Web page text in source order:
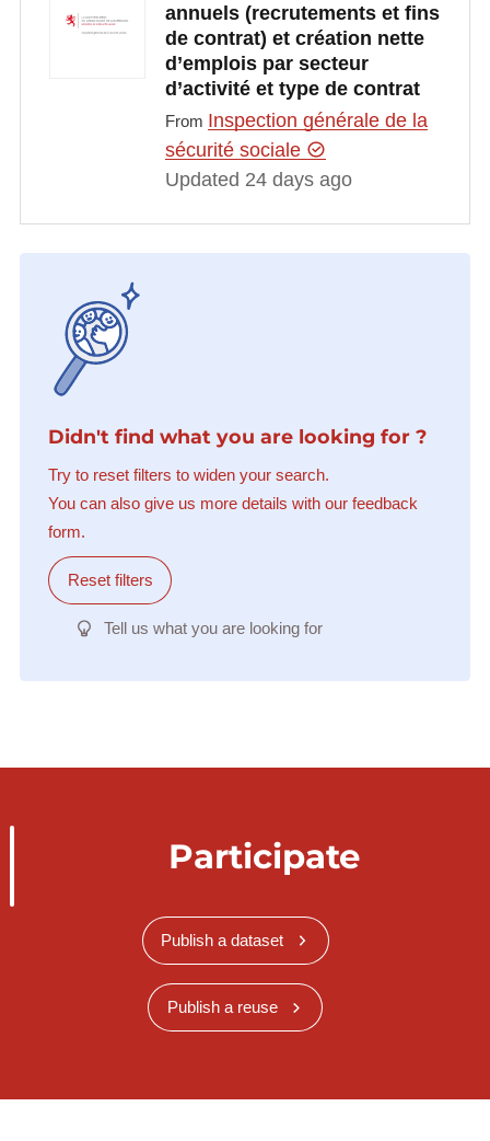
annuels (recrutements et fins
de contrat) et création nette
d’emplois par secteur
d’activité et type de contrat
From Inspection générale de la
sécurité sociale
Updated 24 days ago
Didn't find what you are looking for ?
Try to reset filters to widen your search.
You can also give us more details with our feedback
form.
Reset filters
Tell us what you are looking for
Participate
Publish a dataset
Publish a reuse